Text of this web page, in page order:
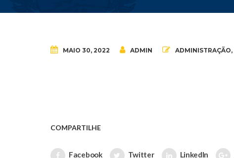
MAIO 30, 2022 ADMIN ADMINISTRAÇÃO,
COMPARTILHE
Facebook Twitter LinkedIn